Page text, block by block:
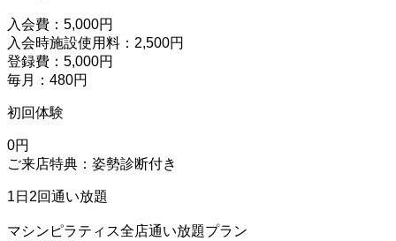
入会費：5,000円
入会時施設使用料：2,500円
登録費：5,000円
毎月：480円
初回体験
0円
ご来店特典：姿勢診断付き
1日2回通い放題
マシンピラティス全店通い放題プラン